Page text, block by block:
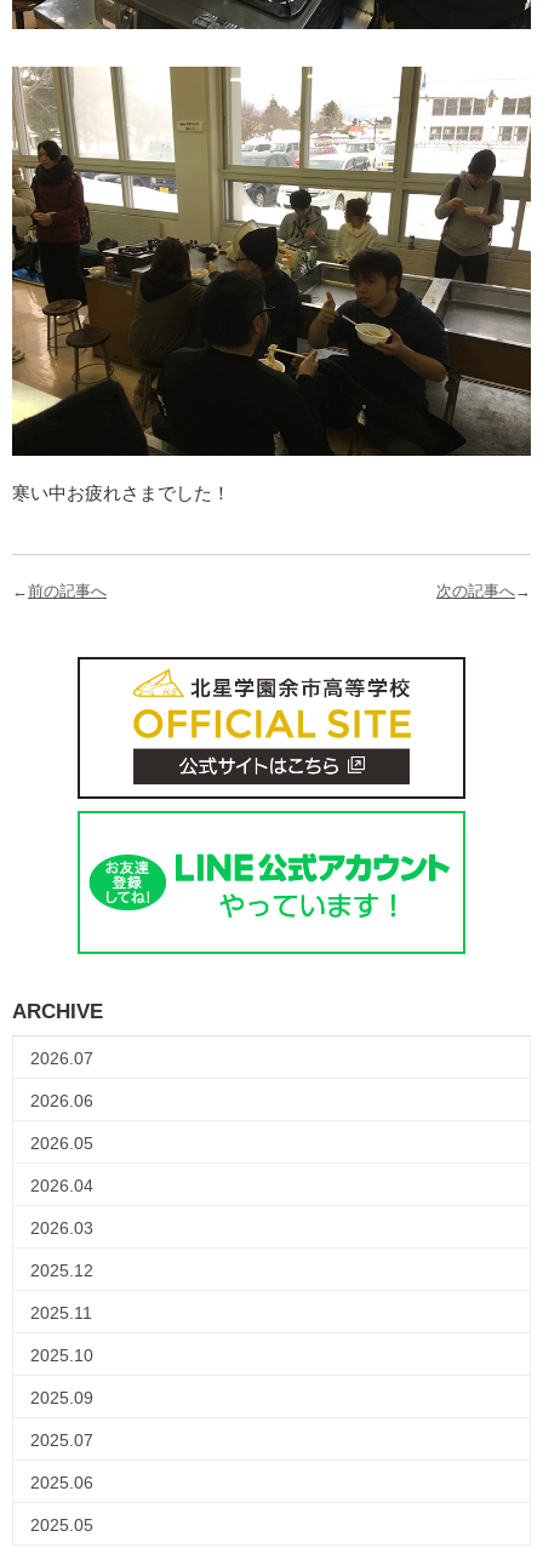
寒い中お疲れさまでした！
←前の記事へ 次の記事へ→
ARCHIVE
2026.07
2026.06
2026.05
2026.04
2026.03
2025.12
2025.11
2025.10
2025.09
2025.07
2025.06
2025.05